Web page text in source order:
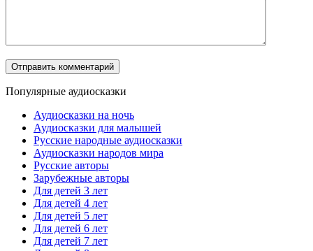
Популярные аудиосказки
Аудиосказки на ночь
Аудиосказки для малышей
Русские народные аудиосказки
Аудиосказки народов мира
Русские авторы
Зарубежные авторы
Для детей 3 лет
Для детей 4 лет
Для детей 5 лет
Для детей 6 лет
Для детей 7 лет